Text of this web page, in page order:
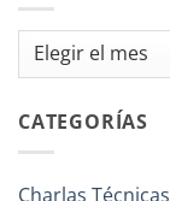
Archivos
CATEGORÍAS
Charlas Técnicas